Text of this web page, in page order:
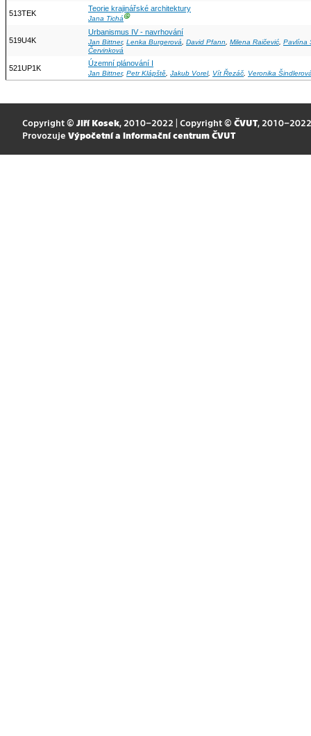
513TEK
Teorie krajinářské architektury
Jana TicháⒼ
519U4K
Urbanismus IV - navrhování
Jan Bittner, Lenka Burgerová, David Pfann, Milena Raičević, Pavlína
Červinková
521UP1K
Územní plánování I
Jan Bittner, Petr Klápště, Jakub Vorel, Vít Řezáč, Veronika
Copyright © Jiří Kosek, 2010–2022 | Copyright © ČVUT, 2010–2022
Provozuje Výpočetní a informační centrum ČVUT